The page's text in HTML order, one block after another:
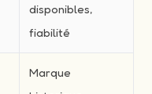
disponibles,
fiabilité
Marque